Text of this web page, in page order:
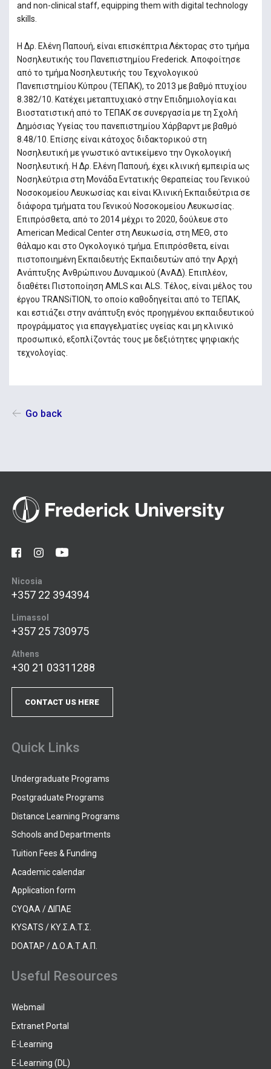
and non-clinical staff, equipping them with digital technology
skills.
Η Δρ. Ελένη Παπουή, είναι επισκέπτρια Λέκτορας στο τμήμα
Νοσηλευτικής του Πανεπιστημίου Frederick. Αποφοίτησε
από το τμήμα Νοσηλευτικής του Τεχνολογικού
Πανεπιστημίου Κύπρου (ΤΕΠΑΚ), το 2013 με βαθμό πτυχίου
8.382/10. Κατέχει μεταπτυχιακό στην Επιδημιολογία και
Βιοστατιστική από το ΤΕΠΑΚ σε συνεργασία με τη Σχολή
Δημόσιας Υγείας του πανεπιστημίου Χάρβαρντ με βαθμό
8.48/10. Επίσης είναι κάτοχος διδακτορικού στη
Νοσηλευτική με γνωστικό αντικείμενο την Ογκολογική
Νοσηλευτική. Η Δρ. Ελένη Παπουή, έχει κλινική εμπειρία ως
Νοσηλεύτρια στη Μονάδα Εντατικής Θεραπείας του Γενικού
Νοσοκομείου Λευκωσίας και είναι Κλινική Εκπαιδεύτρια σε
διάφορα τμήματα του Γενικού Νοσοκομείου Λευκωσίας.
Επιπρόσθετα, από το 2014 μέχρι το 2020, δούλευε στο
American Medical Center στη Λευκωσία, στη ΜΕΘ, στο
θάλαμο και στο Ογκολογικό τμήμα. Επιπρόσθετα, είναι
πιστοποιημένη Εκπαιδευτής Εκπαιδευτών από την Αρχή
Ανάπτυξης Ανθρώπινου Δυναμικού (ΑνΑΔ). Επιπλέον,
διαθέτει Πιστοποίηση AMLS και ALS. Τέλος, είναι μέλος του
έργου TRANSiTION, το οποίο καθοδηγείται από το ΤΕΠΑΚ,
και εστιάζει στην ανάπτυξη ενός προηγμένου εκπαιδευτικού
προγράμματος για επαγγελματίες υγείας και μη κλινικό
προσωπικό, εξοπλίζοντάς τους με δεξιότητες ψηφιακής
τεχνολογίας.
Go back
Nicosia
+357 22 394394
Limassol
+357 25 730975
Athens
+30 21 03311288
CONTACT US HERE
Quick Links
Undergraduate Programs
Postgraduate Programs
Distance Learning Programs
Schools and Departments
Tuition Fees & Funding
Academic calendar
Application form
CYQAA / ΔΙΠΑΕ
KYSATS / ΚΥ.Σ.Α.Τ.Σ.
DOATAP / Δ.Ο.Α.Τ.Α.Π.
Useful Resources
Webmail
Extranet Portal
E-Learning
E-Learning (DL)